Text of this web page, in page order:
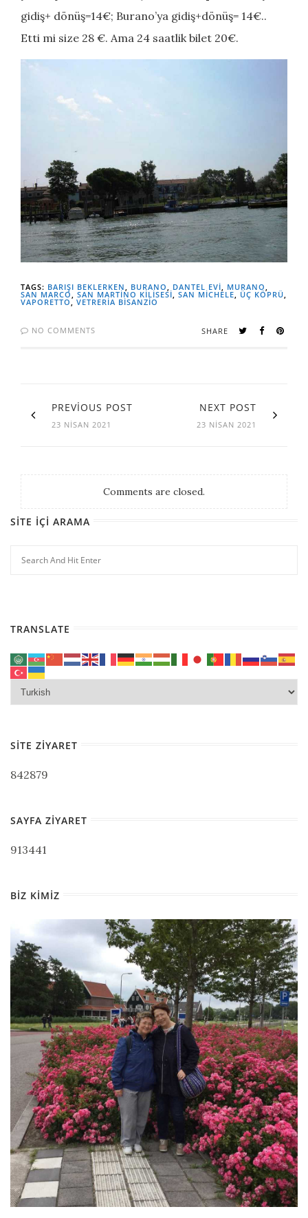
gidiş+ dönüş=14€; Burano’ya gidiş+dönüş= 14€..
Etti mi size 28 €. Ama 24 saatlik bilet 20€.
TAGS: BARIŞI BEKLERKEN, BURANO, DANTEL EVI, MURANO,
SAN MARCO, SAN MARTINO KILISESI, SAN MICHELE, ÜÇ KÖPRÜ,
VAPORETTO, VETRERIA BISANZIO
NO COMMENTS SHARE
PREVIOUS POST
23 NISAN 2021
NEXT POST
23 NISAN 2021
Comments are closed.
SITE İÇI ARAMA
TRANSLATE
SITE ZIYARET
842879
SAYFA ZIYARET
913441
BIZ KIMIZ